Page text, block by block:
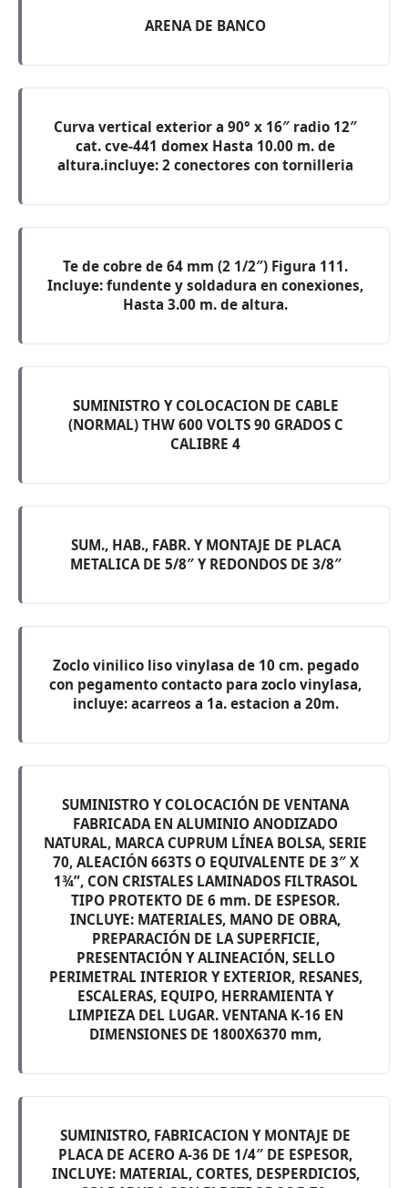
ARENA DE BANCO
Curva vertical exterior a 90° x 16″ radio 12″
cat. cve-441 domex Hasta 10.00 m. de
altura.incluye: 2 conectores con tornilleria
Te de cobre de 64 mm (2 1/2″) Figura 111.
Incluye: fundente y soldadura en conexiones,
Hasta 3.00 m. de altura.
SUMINISTRO Y COLOCACION DE CABLE
(NORMAL) THW 600 VOLTS 90 GRADOS C
CALIBRE 4
SUM., HAB., FABR. Y MONTAJE DE PLACA
METALICA DE 5/8″ Y REDONDOS DE 3/8″
Zoclo vinilico liso vinylasa de 10 cm. pegado
con pegamento contacto para zoclo vinylasa,
incluye: acarreos a 1a. estacion a 20m.
SUMINISTRO Y COLOCACIÓN DE VENTANA
FABRICADA EN ALUMINIO ANODIZADO
NATURAL, MARCA CUPRUM LÍNEA BOLSA, SERIE
70, ALEACIÓN 663TS O EQUIVALENTE DE 3″ X
1¾”, CON CRISTALES LAMINADOS FILTRASOL
TIPO PROTEKTO DE 6 mm. DE ESPESOR.
INCLUYE: MATERIALES, MANO DE OBRA,
PREPARACIÓN DE LA SUPERFICIE,
PRESENTACIÓN Y ALINEACIÓN, SELLO
PERIMETRAL INTERIOR Y EXTERIOR, RESANES,
ESCALERAS, EQUIPO, HERRAMIENTA Y
LIMPIEZA DEL LUGAR. VENTANA K-16 EN
DIMENSIONES DE 1800X6370 mm,
SUMINISTRO, FABRICACION Y MONTAJE DE
PLACA DE ACERO A-36 DE 1/4″ DE ESPESOR,
INCLUYE: MATERIAL, CORTES, DESPERDICIOS,